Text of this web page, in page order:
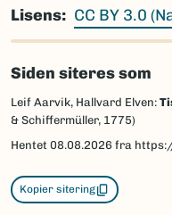
Lisens
CC BY 3.0
Siden siteres som
Leif Aarvik, Hallvard Elven:
& Schiffermüller, 1775)
Hentet 08.08.2026 fra https://
Kopier sitering